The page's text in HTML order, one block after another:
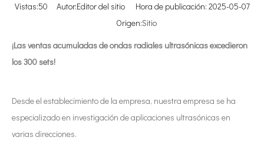
Vistas:50 Autor:Editor del sitio Hora de publicación: 2025-05-07
Origen:Sitio
¡Las ventas acumuladas de ondas radiales ultrasónicas excedieron
los 300 sets!
Desde el establecimiento de la empresa, nuestra empresa se ha
especializado en investigación de aplicaciones ultrasónicas en
varias direcciones.